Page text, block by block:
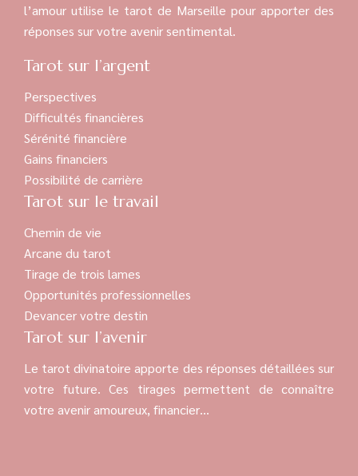
l’amour utilise le tarot de Marseille pour apporter des
réponses sur votre avenir sentimental.
Tarot sur l’argent
Perspectives
Difficultés financières
Sérénité financière
Gains financiers
Possibilité de carrière
Tarot sur le travail
Chemin de vie
Arcane du tarot
Tirage de trois lames
Opportunités professionnelles
Devancer votre destin
Tarot sur l’avenir
Le tarot divinatoire apporte des réponses détaillées sur
votre future. Ces tirages permettent de connaître
votre avenir amoureux, financier…